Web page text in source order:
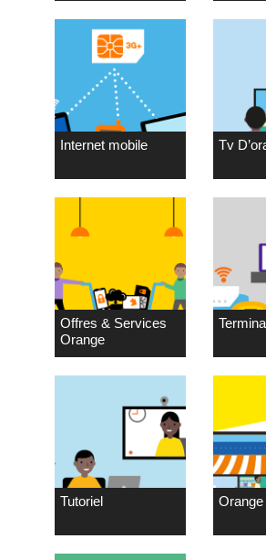
Internet mobile Tv
Offres & Services
Orange
Tutoriel